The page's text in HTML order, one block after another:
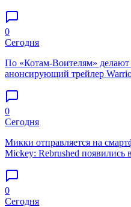
0
Сегодня
По «Котам-Воителям»
анонсирующий трейлер
0
Сегодня
Микки отправляется на
Mickey: Rebrushed появились
0
Сегодня